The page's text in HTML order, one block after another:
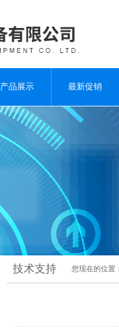
产品展示 最新促销
技术支持 您现在的位置